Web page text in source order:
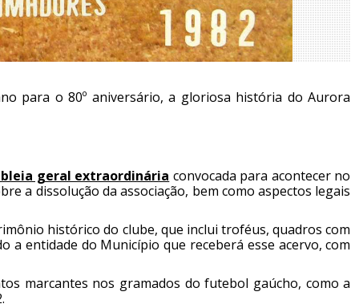
para o 80º aniversário, a gloriosa história do Aurora
geral extraordinária convocada para acontecer no
a dissolução da associação, bem como aspectos legais
histórico do clube, que inclui troféus, quadros com
a entidade do Município que receberá esse acervo, com
marcantes nos gramados do futebol gaúcho, como a